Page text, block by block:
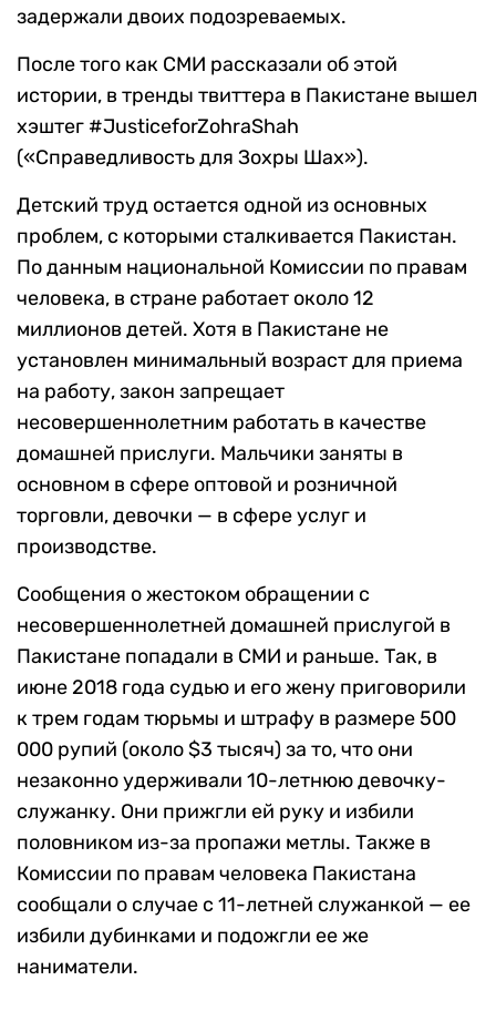
задержали двоих подозреваемых.
После того как СМИ рассказали об этой
истории, в тренды твиттера в Пакистане вышел
хэштег #JusticeforZohraShah
(«Справедливость для Зохры Шах»).
Детский труд остается одной из основных
проблем, с которыми сталкивается Пакистан.
По данным национальной Комиссии по правам
человека, в стране работает около 12
миллионов детей. Хотя в Пакистане не
установлен минимальный возраст для приема
на работу, закон запрещает
несовершеннолетним работать в качестве
домашней прислуги. Мальчики заняты в
основном в сфере оптовой и розничной
торговли, девочки — в сфере услуг и
производстве.
Сообщения о жестоком обращении с
несовершеннолетней домашней прислугой в
Пакистане попадали в СМИ и раньше. Так, в
июне 2018 года судью и его жену приговорили
к трем годам тюрьмы и штрафу в размере 500
000 рупий (около $3 тысяч) за то, что они
незаконно удерживали 10-летнюю девочку-
служанку. Они прижгли ей руку и избили
половником из-за пропажи метлы. Также в
Комиссии по правам человека Пакистана
сообщали о случае с 11-летней служанкой — ее
избили дубинками и подожгли ее же
наниматели.